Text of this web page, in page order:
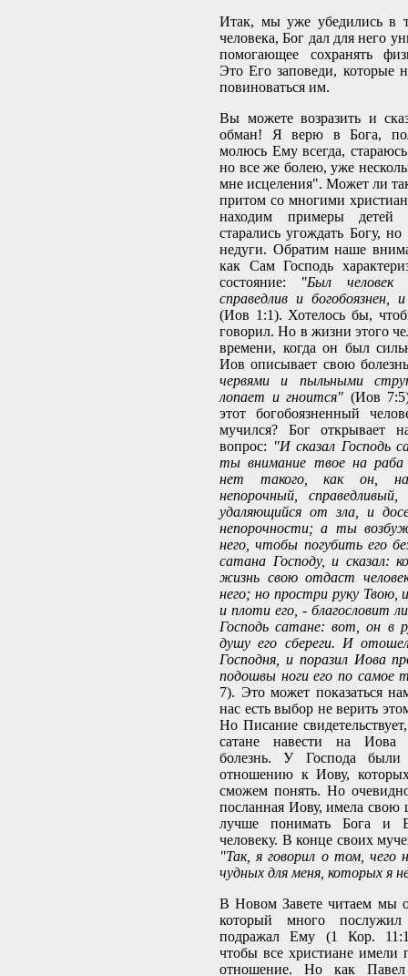
Итак, мы уже убедились в
человека, Бог дал для него
помогающее сохранять
Это Его заповеди, которые
повиноваться им.
Вы можете возразить и
обман! Я верю в Бога,
молюсь Ему всегда,
но все же болею, уже
мне исцеления". Может ли
притом со многими
находим примеры детей
старались угождать Богу,
недуги. Обратим наше
как Сам Господь
состояние:
"Был человек
справедлив и богобоязнен,
(Иов 1:1). Хотелось бы,
говорил. Но в жизни этого
времени, когда он был
Иов описывает свою
червями и пыльными
лопает и гноится" (Иов
этот богобоязненный
мучился? Бог открывает
вопрос: "И сказал Господь
ты внимание твое на
нет такого, как он, на
непорочный, справедливый,
удаляющийся от зла, и
непорочности; а ты
него, чтобы погубить его
сатана Господу, и сказал:
жизнь свою отдаст
него; но простри руку Твою,
и плоти его, - благословит
Господь сатане: вот, он в
душу его сбереги. И
Господня, и поразил Иова
подошвы ноги его по самое
7). Это может показаться
нас есть выбор не верить
Но Писание
сатане навести на Иова
болезнь. У Господа
отношению к Иову,
сможем понять. Но
посланная Иову, имела свою
лучше понимать Бога и
человеку. В конце своих
"Так, я говорил о том, чего
чудных для меня, которых я
В Новом Завете читаем мы
который много
подражал Ему (1 Кор.
чтобы все христиане имели
отношение. Но как Павел